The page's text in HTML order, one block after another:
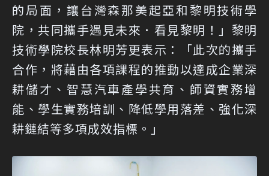
的局面，讓台灣森那美起亞和黎明技術學
院，共同攜手遇見未來．看見黎明！」黎明
技術學院校長林明芳更表示：「此次的攜手
合作，將藉由各項課程的推動以達成企業深
耕儲才、智慧汽車產學共育、師資實務增
能、學生實務培訓、降低學用落差、強化深
耕鏈結等多項成效指標。」